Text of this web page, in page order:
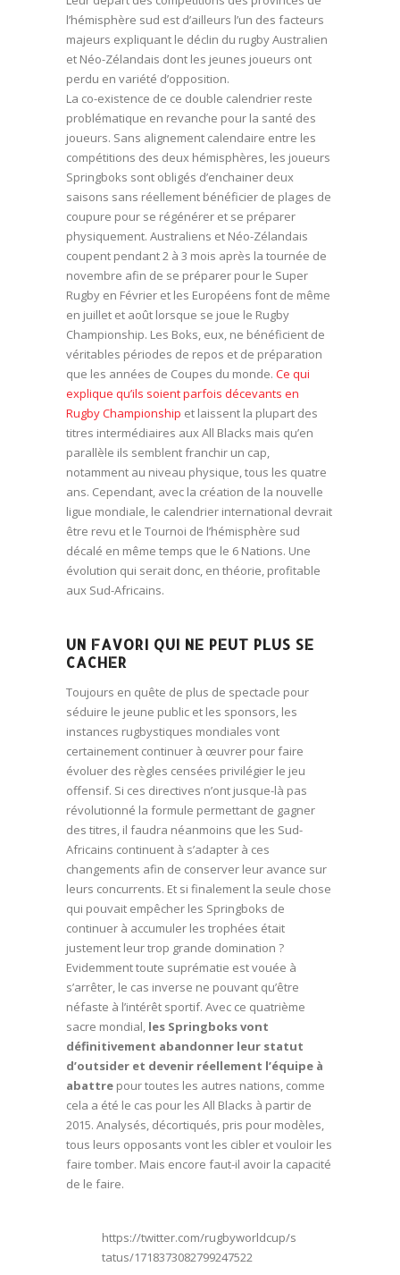
l’hémisphère sud est d’ailleurs l’un des facteurs
majeurs expliquant le déclin du rugby Australien
et Néo-Zélandais dont les jeunes joueurs ont
perdu en variété d’opposition.
La co-existence de ce double calendrier reste
problématique en revanche pour la santé des
joueurs. Sans alignement calendaire entre les
compétitions des deux hémisphères, les joueurs
Springboks sont obligés d’enchainer deux
saisons sans réellement bénéficier de plages de
coupure pour se régénérer et se préparer
physiquement. Australiens et Néo-Zélandais
coupent pendant 2 à 3 mois après la tournée de
novembre afin de se préparer pour le Super
Rugby en Février et les Européens font de même
en juillet et août lorsque se joue le Rugby
Championship. Les Boks, eux, ne bénéficient de
véritables périodes de repos et de préparation
que les années de Coupes du monde. Ce qui
explique qu’ils soient parfois décevants en
Rugby Championship et laissent la plupart des
titres intermédiaires aux All Blacks mais qu’en
parallèle ils semblent franchir un cap,
notamment au niveau physique, tous les quatre
ans. Cependant, avec la création de la nouvelle
ligue mondiale, le calendrier international devrait
être revu et le Tournoi de l’hémisphère sud
décalé en même temps que le 6 Nations. Une
évolution qui serait donc, en théorie, profitable
aux Sud-Africains.
UN FAVORI QUI NE PEUT PLUS SE
CACHER
Toujours en quête de plus de spectacle pour
séduire le jeune public et les sponsors, les
instances rugbystiques mondiales vont
certainement continuer à œuvrer pour faire
évoluer des règles censées privilégier le jeu
offensif. Si ces directives n’ont jusque-là pas
révolutionné la formule permettant de gagner
des titres, il faudra néanmoins que les Sud-
Africains continuent à s’adapter à ces
changements afin de conserver leur avance sur
leurs concurrents. Et si finalement la seule chose
qui pouvait empêcher les Springboks de
continuer à accumuler les trophées était
justement leur trop grande domination ?
Evidemment toute suprématie est vouée à
s’arrêter, le cas inverse ne pouvant qu’être
néfaste à l’intérêt sportif. Avec ce quatrième
sacre mondial, les Springboks vont
définitivement abandonner leur statut
d’outsider et devenir réellement l’équipe à
abattre pour toutes les autres nations, comme
cela a été le cas pour les All Blacks à partir de
2015. Analysés, décortiqués, pris pour modèles,
tous leurs opposants vont les cibler et vouloir les
faire tomber. Mais encore faut-il avoir la capacité
de le faire.
https://twitter.com/rugbyworldcup/s
tatus/1718373082799247522